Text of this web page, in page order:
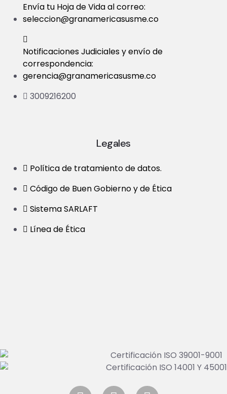
Envía tu Hoja de Vida al correo:
seleccion@granamericasusme.co
Notificaciones Judiciales y envío de
correspondencia:
gerencia@granamericasusme.co
3009216200
Legales
Política de tratamiento de datos.
Código de Buen Gobierno y de Ética
Sistema SARLAFT
Línea de Ética